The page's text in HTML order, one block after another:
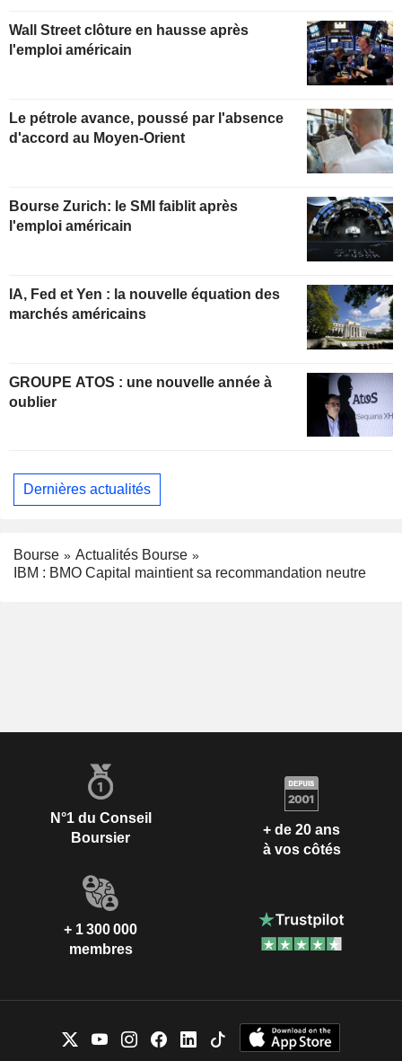
Wall Street clôture en hausse après
l'emploi américain
Le pétrole avance, poussé par l'absence
d'accord au Moyen-Orient
Bourse Zurich: le SMI faiblit après
l'emploi américain
IA, Fed et Yen : la nouvelle équation des
marchés américains
GROUPE ATOS : une nouvelle année à
oublier
Dernières actualités
Bourse
Actualités Bourse
IBM : BMO Capital maintient sa recommandation neutre
N°1 du Conseil
Boursier
+ de 20 ans
à vos côtés
+ 1 300 000
membres